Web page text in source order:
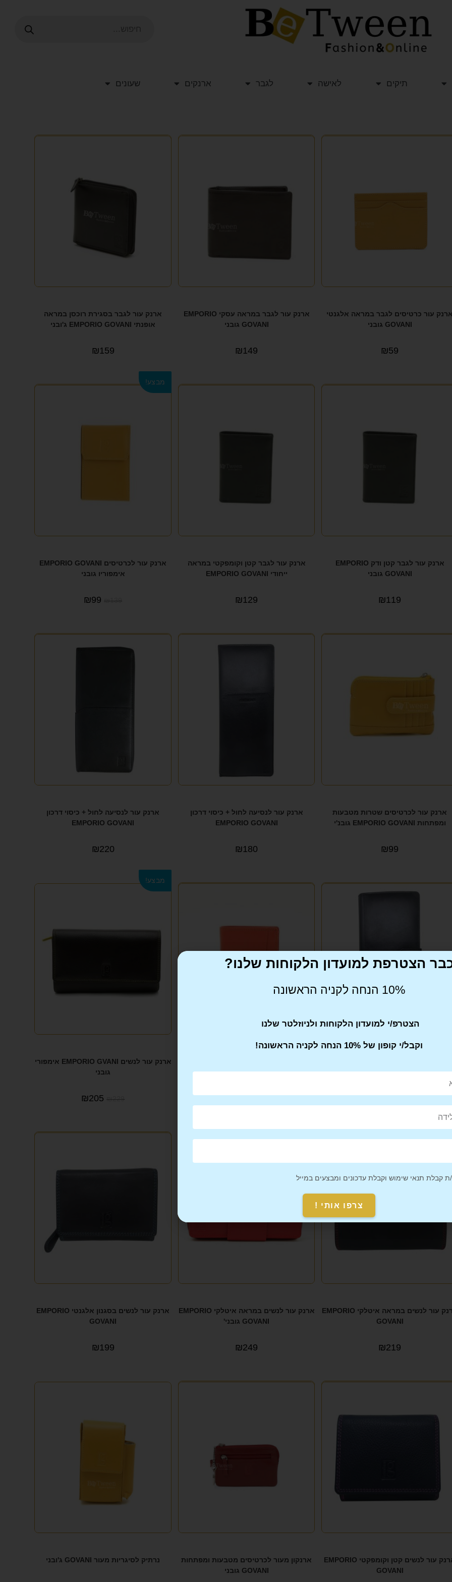
תיקים לאישה לגבר ארנקים שעונים
עור כרטיסים לגבר במראה אלגנטי
GOVANI גובני
₪59
ארנק עור לגבר במראה עסקי EMPORIO
GOVANI גובני
₪149
ארנק עור לגבר בסגירת רוכסן במראה
אופנתי EMPORIO GOVANI ג'ובני
₪159
ארנק עור לגבר קטן ודק EMPORIO
GOVANI גובני
₪119
ארנק עור לגבר קטן וקומפקטי במראה
ייחודי EMPORIO GOVANI
₪129
מבצע!
ארנק עור לכרטיסים EMPORIO GOVANI
אימפוריו גובני
₪139
₪99
ארנק עור לכרטיסים שטרות מטבעות
ומפתחות EMPORIO GOVANI גובנ'י
₪99
ארנק עור לנסיעה לחול + כיסוי דרכון
EMPORIO GOVANI
₪180
ארנק עור לנסיעה לחול + כיסוי דרכון
EMPORIO GOVANI
₪220
EMPORIO GOVANI
₪199
מבצע!
ארנק עור לנשים EMPORIO GVANI אימפורי
גובני
₪229
₪205
ארנק עור לנשים במראה איטלקי EMPORIO
GOVANI
₪219
ארנק עור לנשים במראה איטלקי EMPORIO
GOVANI גובני'
₪249
ארנק עור לנשים בסגנון אלגנטי EMPORIO
GOVANI
₪199
ארנק עור לנשים קטן וקומפקטי EMPORIO
GOVANI
ארנקון מעור לכרטיסים מטבעות ומפתחות
GOVANI גובני
נרתיק לסיגריות מעור GOVANI ג'ובני
הצטרפת למועדון הלקוחות שלנו?
10% הנחה לקניה הראשונה
הצטרפ/י למועדון הלקוחות ולניוזלטר שלנו
וקבל/י קופון של 10% הנחה לקניה הראשונה!
קבלת תנאי שימוש וקבלת עדכונים ומבצעים במייל
צרפו אותי !